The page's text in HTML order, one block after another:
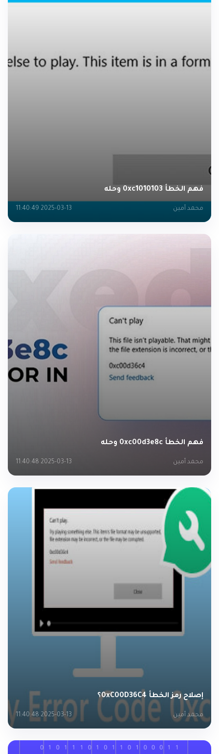
فهم الخطأ 0xc1010103 وحله
محمد أمين 2025-03-13 11:40:49
فهم الخطأ 0xc00d3e8c وحله
محمد أمين 2025-03-13 11:40:48
إصلاح رمز الخطأ 0xC00D36C4؟
محمد أمين 2025-03-13 11:40:48